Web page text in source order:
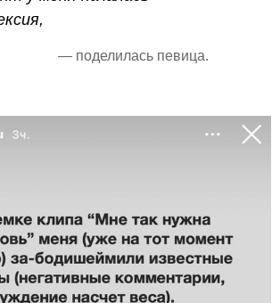
— поделилась певица.